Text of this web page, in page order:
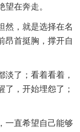
在奔走。
然，就是选择在名
昂首挺胸，撑开自
淡了；看着看着，
了，开始埋怨了；
一直希望自己能够